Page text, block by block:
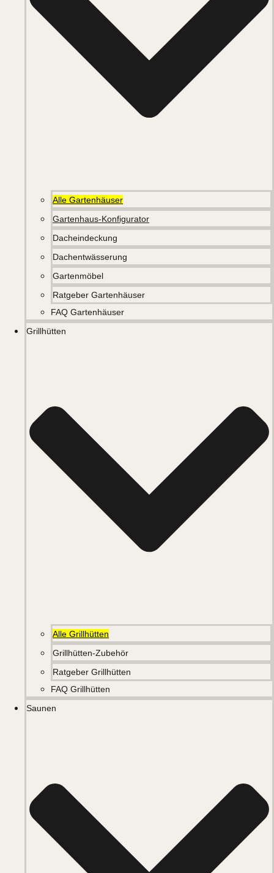
Alle Gartenhäuser
Gartenhaus-Konfigurator
Dacheindeckung
Dachentwässerung
Gartenmöbel
Ratgeber Gartenhäuser
FAQ Gartenhäuser
Grillhütten
Alle Grillhütten
Grillhütten-Zubehör
Ratgeber Grillhütten
FAQ Grillhütten
Saunen